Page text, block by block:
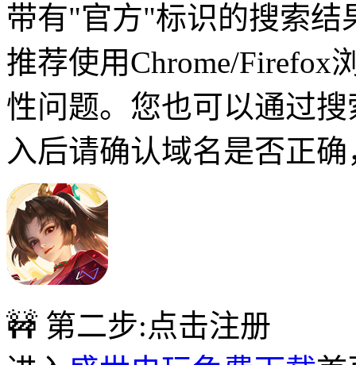
带有"官方"标识的搜索结
推荐使用Chrome/Firefox
性问题。您也可以通过
入后请确认域名是否正
🚧 第二步:点击注册